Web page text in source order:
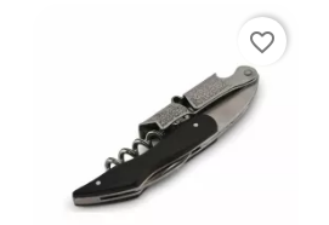
favorite_border